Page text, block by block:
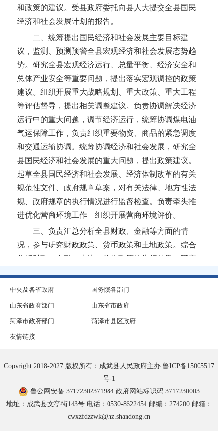
成武县九女集镇人民政府
成武县审计局
成武县工业和信息化局
成武县市场监督管理局
成武县水务局
成武县天宫庙镇人民政府
成武县教育和体育局
成武县信访局
成武县自然资源和规划局
成武县农业农村局
成武县科学技术局
成武县综合行政执法局
成武县苟村集镇人民政府
成武县白浮图镇人民政府
和政策的建议。受县政府委托向县人大提交全县国民
经济和社会发展计划的报告。
二、统筹提出国民经济和社会发展主要目标建
议，监测、预测预警全县宏观经济和社会发展态势趋
势。研究全县宏观经济运行、总量平衡、经济安全和
总体产业安全等重要问题，提出落实宏观调控的政策
建议。组织开展重大战略规划、重大政策、重大工程
等评估督导，提出相关调整建议。负责协调解决经济
运行中的重大问题，调节经济运行，统筹协调煤电油
气运保障工作，负责组织重要物资、商品的紧急调度
和交通运输协调。统筹协调经济和社会发展，研究全
县国民经济和社会发展的重大问题，提出政策建议。
起草全县国民经济和社会发展、经济体制改革的有关
规范性文件、政府规章草案，对有关法律、地方性法
规、政府规章的执行情况进行监督检查。负责牵头推
进优化营商环境工作，组织开展营商环境评价。
三、负责汇总分析全县财政、金融等方面的情
况，参与研究财政政策、货币政策和土地政策。综合
分析财政、金融、土地、价格政策的执行效果，研究
县全口径外债的总量控制、结构优化和监测工作。与
项经济体制改革方案，会同有关部门搞好重要专项经
济体制改革之间的衔接。协调推进产权制度和要素市
场化配置改革。组织实施经济体制改革试点和改革试
中央及各省政府 国务院各部门
山东省政府部门 山东省市政府
菏泽市政府部门 菏泽市县区政府
友情链接
Copyright 2018-2027 版权所有：成武县人民政府主办 鲁ICP备15005517
号-1
鲁公网安备:37172302371984 政府网站标识码:3717230003
地址：成武县文亭街143号 电话：0530-8622454 邮编：274200 邮箱：
cwxzfdzzwk@hz.shandong.cn